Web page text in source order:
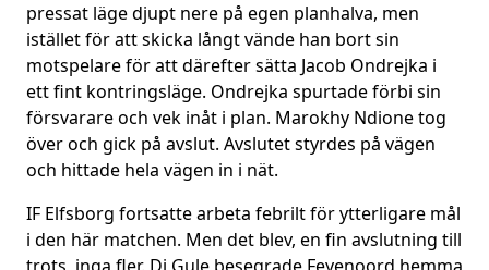
pressat läge djupt nere på egen planhalva, men
istället för att skicka långt vände han bort sin
motspelare för att därefter sätta Jacob Ondrejka i
ett fint kontringsläge. Ondrejka spurtade förbi sin
försvarare och vek inåt i plan. Marokhy Ndione tog
över och gick på avslut. Avslutet styrdes på vägen
och hittade hela vägen in i nät.
IF Elfsborg fortsatte arbeta febrilt för ytterligare mål
i den här matchen. Men det blev, en fin avslutning till